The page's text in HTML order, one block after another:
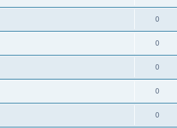
0
0
0
0
0